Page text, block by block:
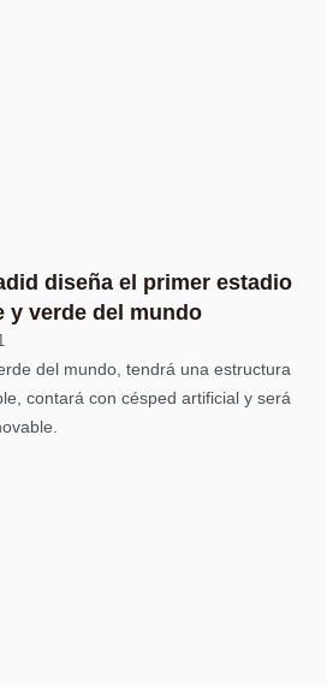
diseña el primer estadio
y verde del mundo
del mundo, tendrá una estructura
contará con césped artificial y será